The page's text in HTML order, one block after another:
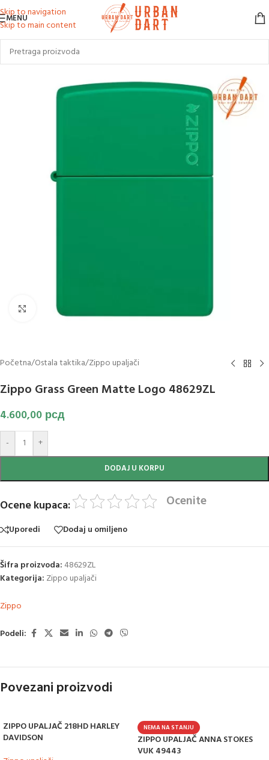
Skip to navigation
Skip to main content
MENU
Klikni za uvećanje slike
Početna/Ostala taktika/Zippo upaljači
Zippo Grass Green Matte Logo 48629ZL
4.600,00 рсд
- +
DODAJ U KORPU
Ocene kupaca: Ocenite
Uporedi Dodaj u omiljeno
Šifra proizvoda: 48629ZL
Kategorija: Zippo upaljači
Zippo
Podeli:
Povezani proizvodi
ZIPPO UPALJAČ 218HD HARLEY
DAVIDSON
NEMA NA STANJU
ZIPPO UPALJAČ ANNA STOKES
VUK 49443